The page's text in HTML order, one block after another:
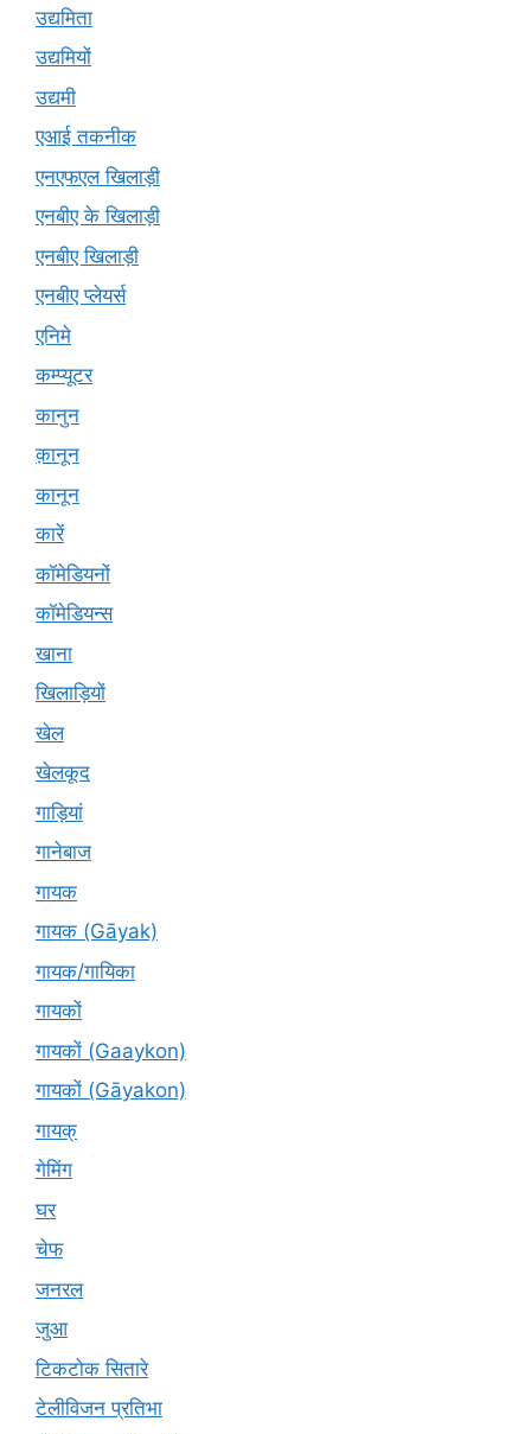
उद्यमिता
उद्यमियों
उद्यमी
एआई तकनीक
एनएफएल खिलाड़ी
एनबीए के खिलाड़ी
एनबीए खिलाड़ी
एनबीए प्लेयर्स
एनिमे
कम्प्यूटर
कानुन
क़ानून
कानून
कारें
कॉमेडियनों
कॉमेडियन्स
खाना
खिलाड़ियों
खेल
खेलकूद
गाड़ियां
गानेबाज
गायक
गायक (Gāyak)
गायक/गायिका
गायकों
गायकों (Gaaykon)
गायकों (Gāyakon)
गायक्
गेमिंग
घर
चेफ
जनरल
जुआ
टिकटोक सितारे
टेलीविजन प्रतिभा